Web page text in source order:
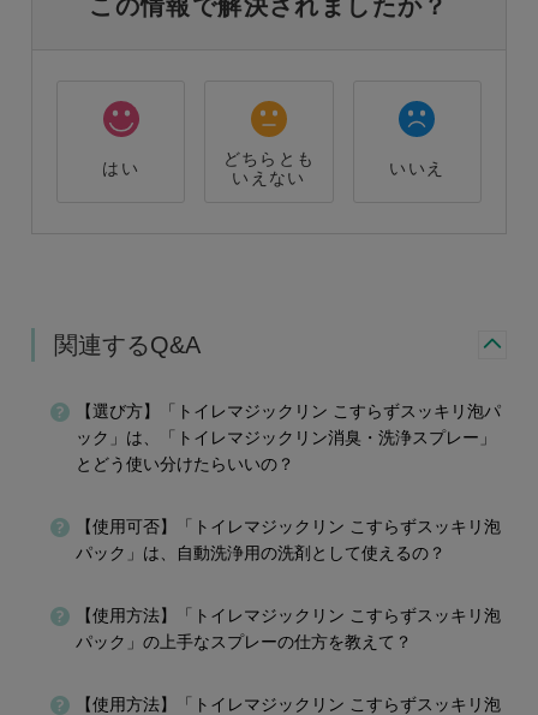
この情報で解決されましたか？
はい
どちらとも
いえない
いいえ
関連するQ&A
【選び方】「トイレマジックリン こすらずスッキリ泡パ
ック」は、「トイレマジックリン消臭・洗浄スプレー」
とどう使い分けたらいいの？
【使用可否】「トイレマジックリン こすらずスッキリ泡
パック」は、自動洗浄用の洗剤として使えるの？
【使用方法】「トイレマジックリン こすらずスッキリ泡
パック」の上手なスプレーの仕方を教えて？
【使用方法】「トイレマジックリン こすらずスッキリ泡